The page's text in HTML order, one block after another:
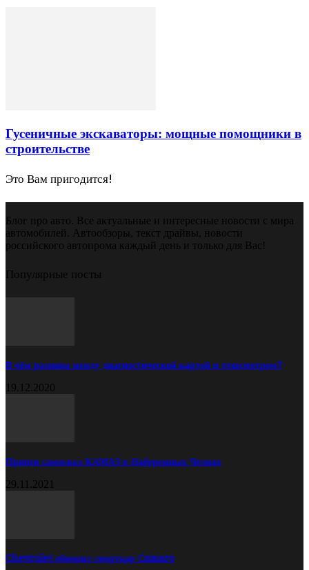
Гусеничные экскаваторы: мощные помощники в
строительстве
Это Вам пригодится!
Блог про авто. Все актуальные и интересные новости с мира
автомобилей. Автообзоры, текст драйвы, новости
российского автопрома каждый день и только для Вас!
Популярные посты
В чём разница между диагностической картой и техосмотром?
19.12.2020
Прицеп самосвал КАМАЗ в Набережных Челнах
29.11.2021
Chevrolet обновил спорткар Camaro